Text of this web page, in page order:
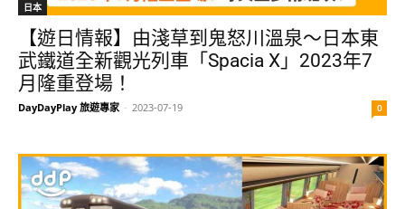
日本
【遊日情報】由淺草到鬼怒川溫泉～日本東
武鐵道全新觀光列車「Spacia X」2023年7
月隆重登場！
DayDayPlay 旅遊專家 - 2023-07-19 0